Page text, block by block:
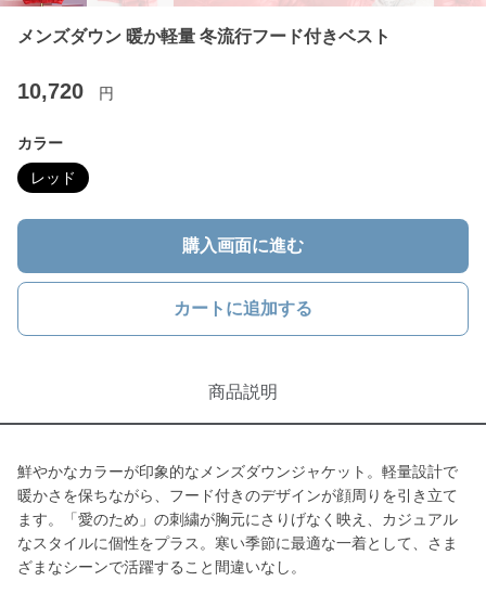
メンズダウン 暖か軽量 冬流行フード付きベスト
10,720 円
カラー
レッド
購入画面に進む
カートに追加する
商品説明
鮮やかなカラーが印象的なメンズダウンジャケット。軽量設計で
暖かさを保ちながら、フード付きのデザインが顔周りを引き立て
ます。「愛のため」の刺繍が胸元にさりげなく映え、カジュアル
なスタイルに個性をプラス。寒い季節に最適な一着として、さま
ざまなシーンで活躍すること間違いなし。